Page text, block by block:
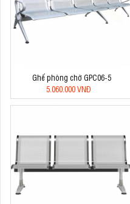
Ghế phòng chờ GPC06-5
5.060.000 VNĐ